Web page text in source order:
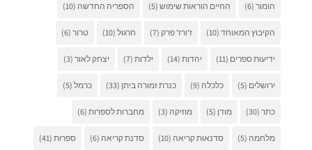
הומור(6) החיים הוראות שימוש(5) הספריה החדשה (10)
הקיבוץ המאוחד(10) ז'ורז' פרק(7) חרגול(10) טרור(6)
ידיעות ספרים (11) יהדות(14) ילדות(7) יצחק לאור(3)
ירושלים (5) כלכלה (9) כנרת זמורה ביתן (33) כרמל(5)
כתר(30) מודן (5) מוזיקה (3) מחברות לספרות(6)
מלחמה (5) סדנאות קריאה (10) סדנת קריאה (6) ספרות(41)